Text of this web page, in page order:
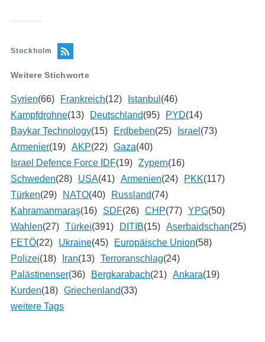
Stockholm
Weitere Stichworte
Syrien(66) Frankreich(12) Istanbul (46)
Kampfdrohne(13) Deutschland(95) PYD(14)
Baykar Technology(15) Erdbeben(25) Israel (73)
Armenier(19) AKP(22) Gaza(40)
Israel Defence Force IDF(19) Zypern(16)
Schweden(28) USA(41) Armenien(24) PKK(117)
Türken(29) NATO(40) Russland(74)
Kahramanmaraş(16) SDF(26) CHP(77) YPG(50)
Wahlen(27) Türkei(391) DITIB(15) Aserbaidschan(25)
FETÖ(22) Ukraine(45) Europäische Union(58)
Polizei(18) Iran(13) Terroranschlag(24)
Palästinenser(36) Bergkarabach(21) Ankara(19)
Kurden(18) Griechenland(33)
weitere Tags